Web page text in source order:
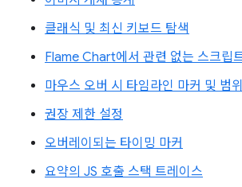
클래식 및 최신 키보드 탐색
Flame Chart에서 관련 없는 스크립
마우스 오버 시 타임라인 마커 및 범
권장 제한 설정
오버레이되는 타이밍 마커
요약의 JS 호출 스택 트레이스